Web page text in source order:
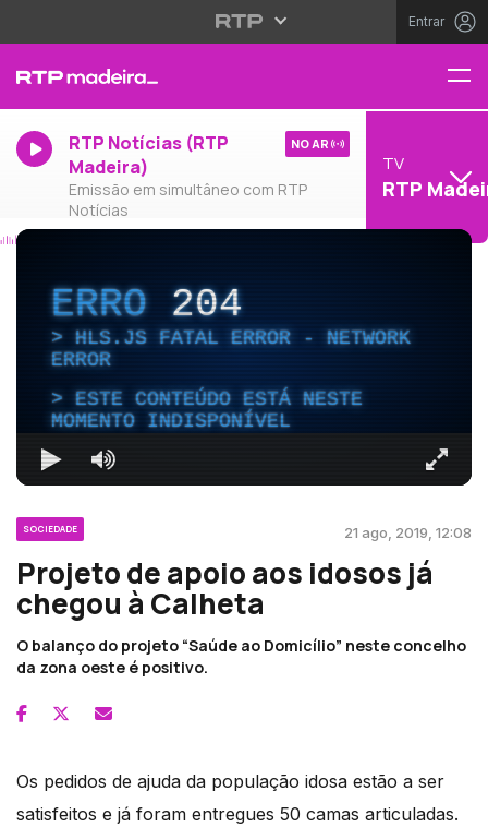
Entrar
RTP Notícias (RTP
Madeira)
Emissão em simultâneo com RTP
Notícias
NO AR
TV
RTP
ERRO204
HLS.JS FATAL ERROR - NETWORK
ERROR
ESTE CONTEÚDO ESTÁ NESTE
MOMENTO INDISPONÍVEL
SOCIEDADE 21 ago, 2019, 12:08
Projeto de apoio aos idosos já
chegou à Calheta
O balanço do projeto “Saúde ao Domicílio” neste concelho
da zona oeste é positivo.
Os pedidos de ajuda da população idosa estão a ser
satisfeitos e já foram entregues 50 camas articuladas.